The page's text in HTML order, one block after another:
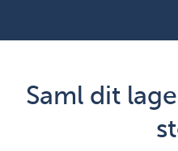
Saml dit